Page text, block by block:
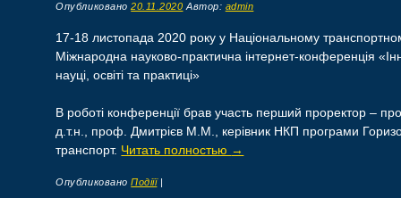
Опубликовано20.11.2020 Автор: admin
17-18 листопада 2020 року у Національному
Міжнародна науково-практична інтернет-конференція
науці, освіті та практиці»
В роботі конференції брав участь перший проректор –
д.т.н., проф. Дмитрієв М.М., керівник НКП програми
транспорт. Читать полностью →
ОпубликованоПодіїї |